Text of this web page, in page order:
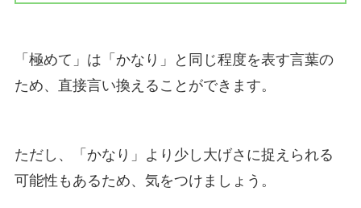
「極めて」は「かなり」と同じ程度を表す言葉の
ため、直接言い換えることができます。
ただし、「かなり」より少し大げさに捉えられる
可能性もあるため、気をつけましょう。